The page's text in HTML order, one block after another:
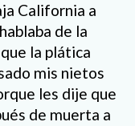
California a
de la
la plática
mis nietos
les dije que
de muerta a